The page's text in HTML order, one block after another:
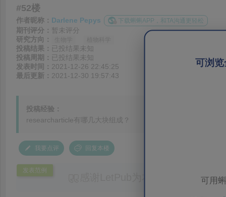
可浏
可用
#52楼
作者昵称： Darlene Pepys 下载蝌蝌APP，和TA沟通更轻松
期刊评分： 暂未评分
研究方向：
投稿结果： 已投结果未知
投稿周期： 已投结果未知
发表时间： 2021-12-26 22:45:25
最后更新： 2021-12-30 19:57:43
投稿经验：
researcharticle有哪几大块组成？
我要点评 回复本楼
发表范例
感谢LetPub为本论文提供专业